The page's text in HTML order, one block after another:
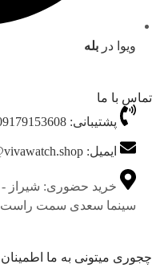
ویوا در بله
تماس با ما
پشتیبانی: 09179153608
ایمیل: info@vivawatch.shop
خرید حضوری: شیراز
سینما سعدی سمت راست
چجوری میتونی به ما